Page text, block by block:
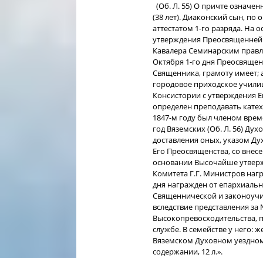
(Об. Л. 55) О причте
(38 лет). Диаконский сын, по
аттестатом 1-го разряда. На
утверждения
Кавалера Семинарским
Октября 1-го дня
Священника, грамоту имеет;
городовое приходское
Консистории с утверждения
определен преподавать
1847-м году был членом
год Вяземских (Об. Л. 56)
доставления оных, указом
Его Преосвященства, со
основании Высочайше
Комитета Г.Г. Министров
дня награжден от
Священнической и
вследствие представления
Высокопревосходительства,
службе. В семействе у него:
Вяземском Духовном
содержании, 12 л.».